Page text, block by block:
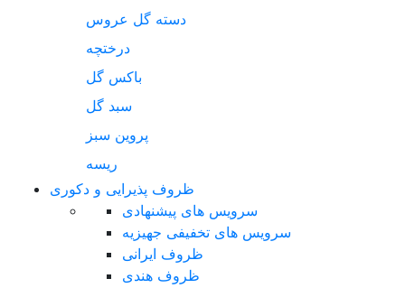
دسته گل عروس
درختچه
باکس گل
سبد گل
پروین سبز
ریسه
ظروف پذیرایی و دکوری
سرویس های پیشنهادی
سرویس های تخفیفی جهیزیه
ظروف ایرانی
ظروف هندی